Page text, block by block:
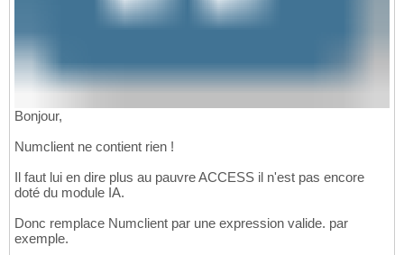
Bonjour,
Numclient ne contient rien !
Il faut lui en dire plus au pauvre ACCESS il n'est pas encore
doté du module IA.
Donc remplace Numclient par une expression valide. par
exemple.